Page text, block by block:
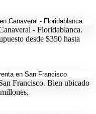
- Floridablanca.
desde $350 hasta
Francisco. Bien ubicado